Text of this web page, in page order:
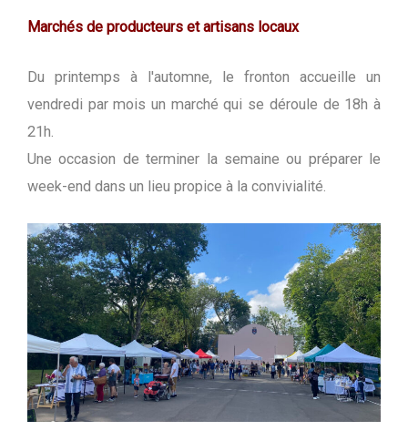
Marchés de producteurs et artisans locaux
Du printemps à l'automne, le fronton accueille un
vendredi par mois un marché qui se déroule de 18h à
21h.
Une occasion de terminer la semaine ou préparer le
week-end dans un lieu propice à la convivialité.